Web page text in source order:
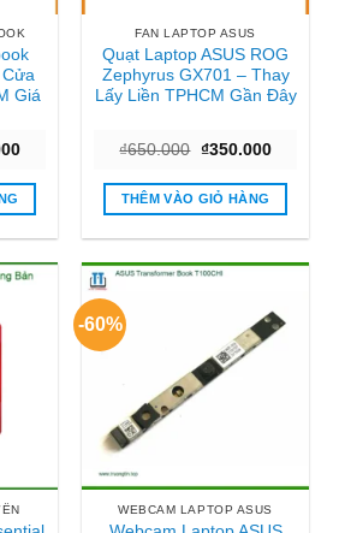
Giá
Giá
tại
₫250.000.
FAN LAPTOP ASUS
Quạt Laptop ASUS ROG
Zephyrus GX701 – Thay
Lấy Liền TPHCM Gần Đây
₫650.000 Giá
là:
₫650.000.
₫350.000Giá
tại
THÊM VÀO GIỎ HÀNG
-60%
WEBCAM LAPTOP ASUS